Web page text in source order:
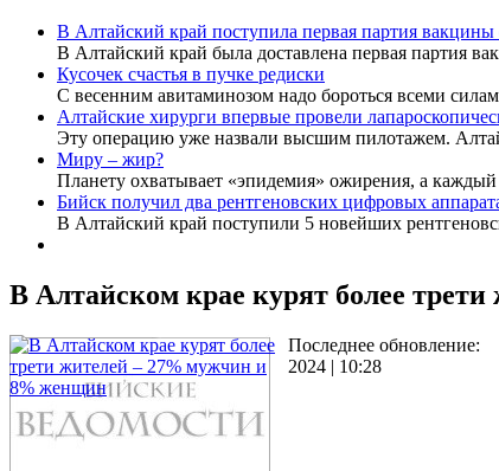
В Алтайский край поступила первая партия вакцины
В Алтайский край была доставлена первая партия
Кусочек счастья в пучке редиски
С весенним авитаминозом надо бороться всеми
Алтайские хирурги впервые провели
Эту операцию уже назвали высшим пилотажем.
Миру – жир?
Планету охватывает «эпидемия» ожирения, а
Бийск получил два рентгеновских цифровых
В Алтайский край поступили 5 новейших
В Алтайском крае курят более
Последнее обновление:
2024 | 10:28